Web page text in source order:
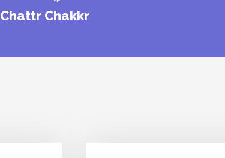
Chattr Chakkr